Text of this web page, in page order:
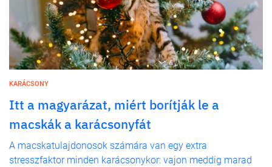
KARÁCSONY
Itt a magyarázat, miért borítják le a
macskák a karácsonyfát
A macskatulajdonosok számára van egy extra
stresszfaktor minden karácsonykor: vajon meddig marad